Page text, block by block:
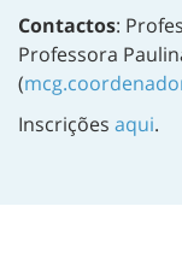
Contactos:
Professora
(
Inscrições aqui.